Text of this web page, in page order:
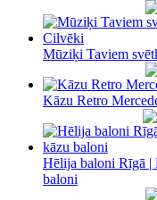
Mūziķi Taviem
Kāzu Retro
Hēlija baloni Rīgā |
baloni